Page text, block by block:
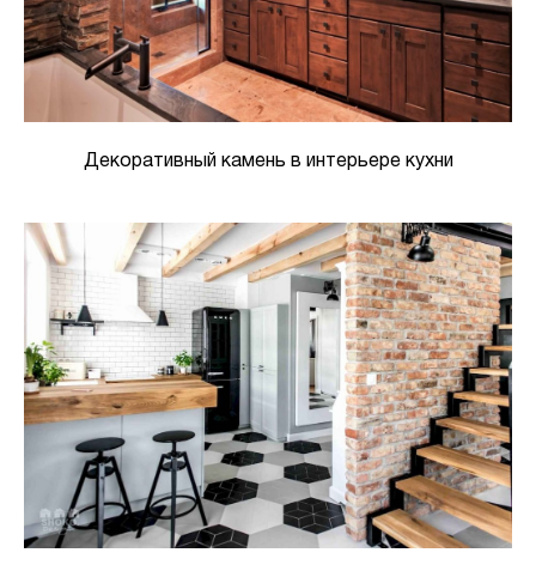
Декоративный камень в интерьере кухни